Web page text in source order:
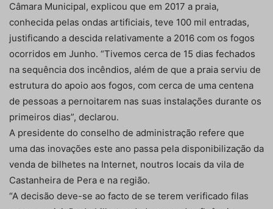
Câmara Municipal, explicou que em 2017 a praia,
conhecida pelas ondas artificiais, teve 100 mil entradas,
justificando a descida relativamente a 2016 com os fogos
ocorridos em Junho. “Tivemos cerca de 15 dias fechados
na sequência dos incêndios, além de que a praia serviu de
estrutura do apoio aos fogos, com cerca de uma centena
de pessoas a pernoitarem nas suas instalações durante os
primeiros dias”, declarou.
A presidente do conselho de administração refere que
uma das inovações este ano passa pela disponibilização da
venda de bilhetes na Internet, noutros locais da vila de
Castanheira de Pera e na região.
“A decisão deve-se ao facto de se terem verificado filas